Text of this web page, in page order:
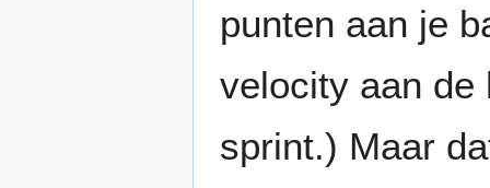
punten aan je
velocity aan de
sprint.) Maar